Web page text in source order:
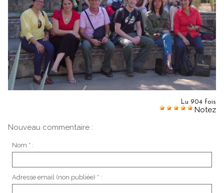
Lu 904 fois
Notez
Nouveau commentaire :
Nom * :
Adresse email (non publiée) * :